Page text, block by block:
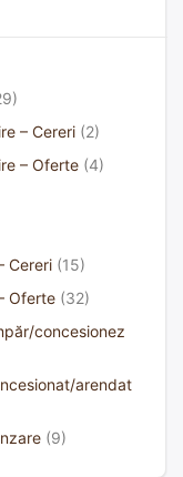
– Cereri (2)
– Oferte (4)
Cereri (15)
Oferte (32)
concesionez
arendat
(9)